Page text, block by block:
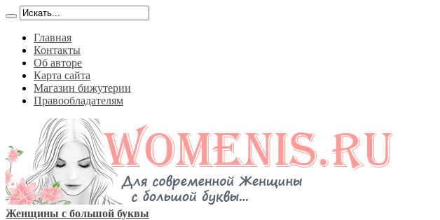
Главная
Контакты
Об авторе
Карта сайта
Магазин бижутерии
Правообладателям
Женщины с большой буквы